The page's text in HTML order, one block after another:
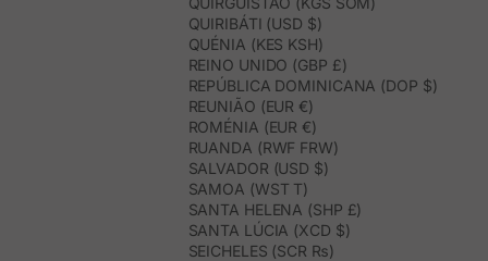
QUIRIBÁTI (USD $)
QUÉNIA (KES KSH)
REINO UNIDO (GBP £)
REPÚBLICA DOMINICANA (DOP $)
REUNIÃO (EUR €)
ROMÉNIA (EUR €)
RUANDA (RWF FRW)
SALVADOR (USD $)
SAMOA (WST T)
SANTA HELENA (SHP £)
SANTA LÚCIA (XCD $)
SEICHELES (SCR ₨)